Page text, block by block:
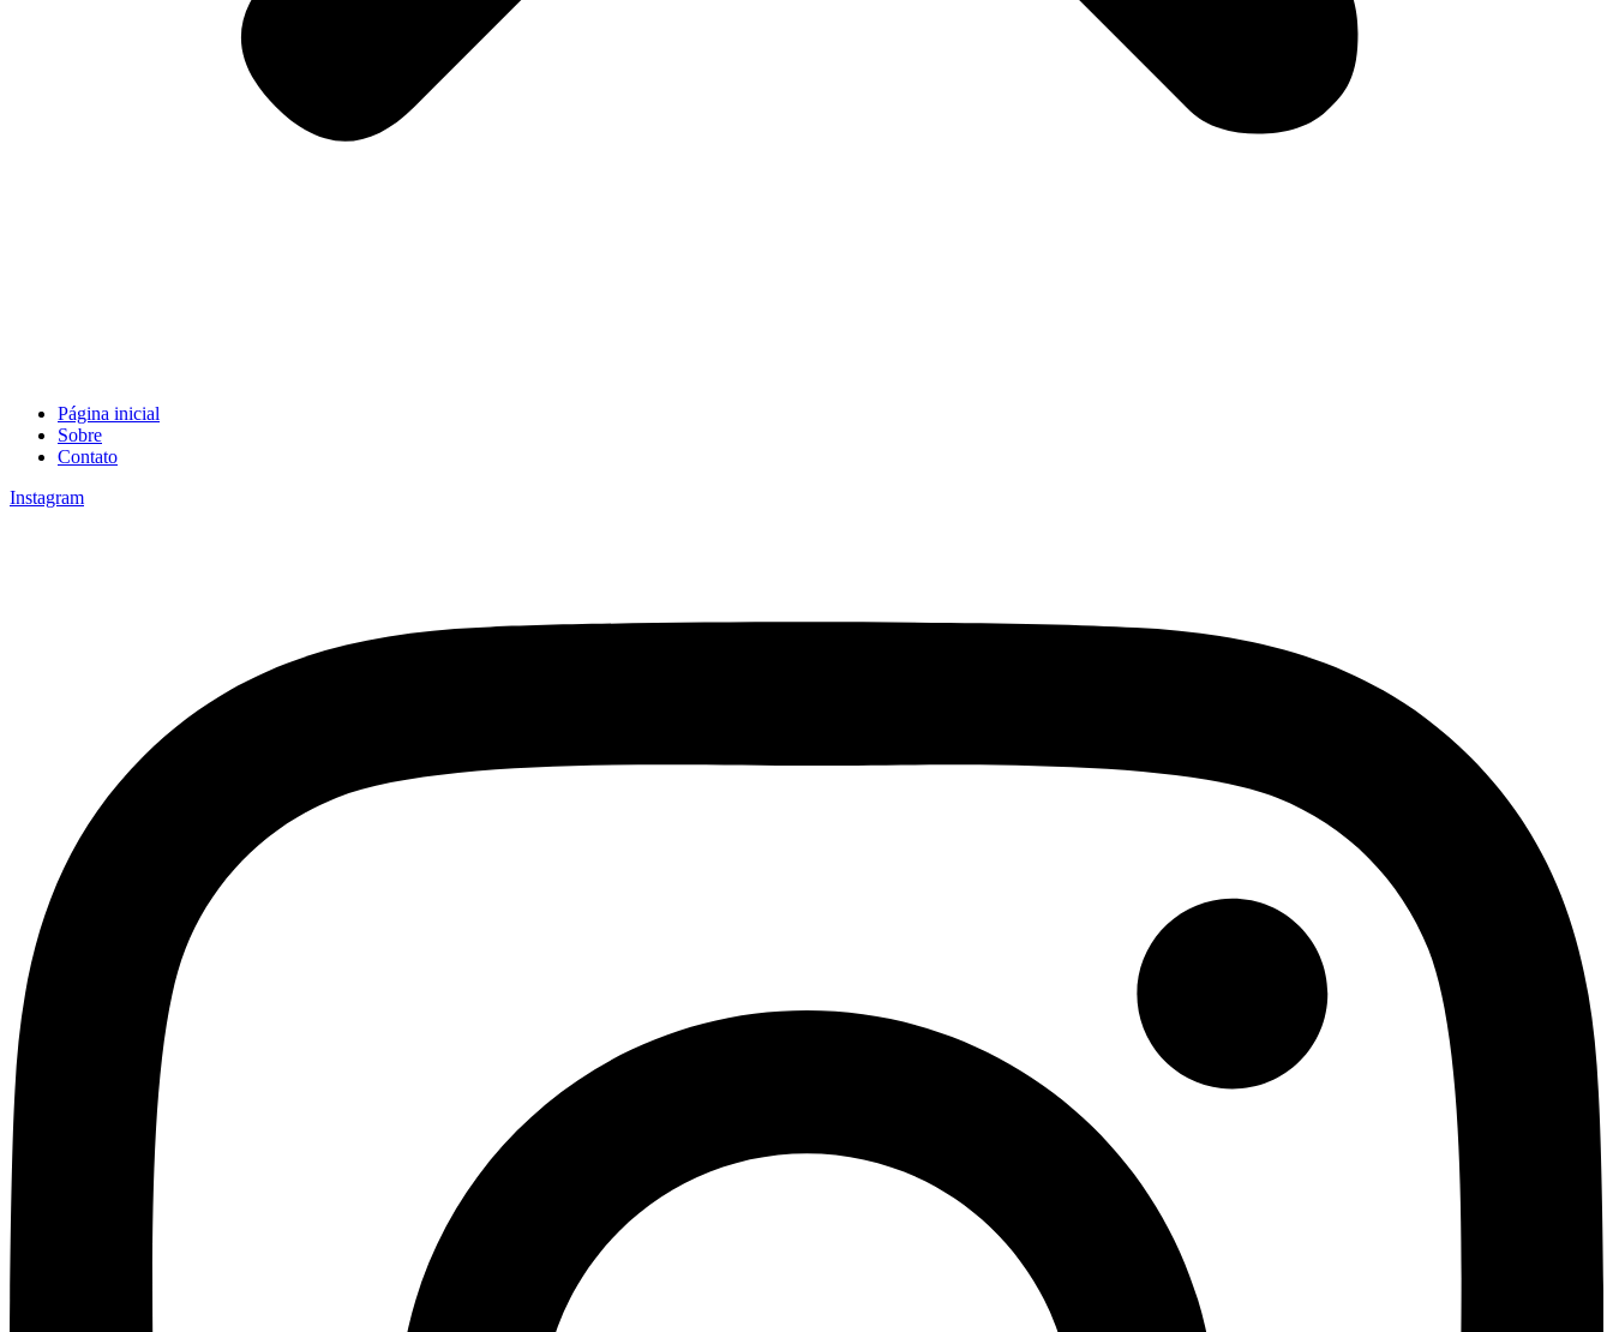
Página inicial
Sobre
Contato
Instagram